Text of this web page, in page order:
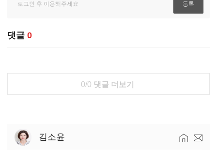
댓글 0
0/0 댓글 더보기
김소윤